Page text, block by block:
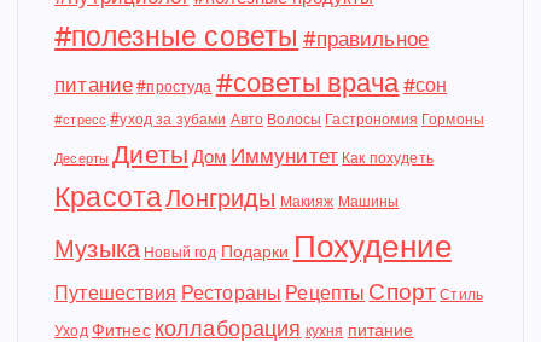
#полезные советы #правильное
питание #простуда #советы врача#сон
#стресс #уход за зубами Авто Волосы Гастрономия Гормоны
Десерты Диеты Дом Иммунитет Как похудеть
КрасотаЛонгриды Макияж Машины
Музыка Новый год Подарки Похудение
Путешествия Рестораны Рецепты Спорт Стиль
Уход Фитнес коллаборация кухня питание